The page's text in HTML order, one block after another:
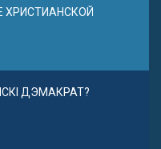
ДЭМАКРАТ?